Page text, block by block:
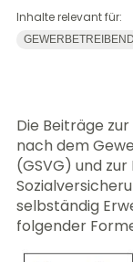
Inhalte relevant für:
Die Beiträge
nach dem
(GSVG) und
selbständig
folgender